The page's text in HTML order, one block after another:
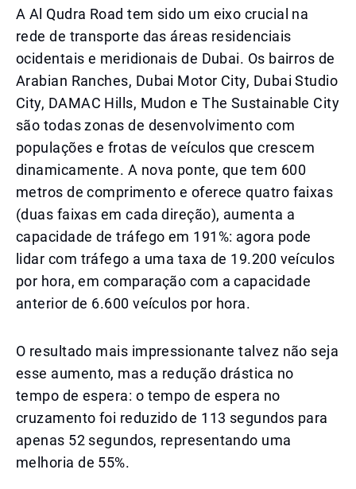
A Al Qudra Road tem sido um eixo crucial na
rede de transporte das áreas residenciais
ocidentais e meridionais de Dubai. Os bairros de
Arabian Ranches, Dubai Motor City, Dubai Studio
City, DAMAC Hills, Mudon e The Sustainable City
são todas zonas de desenvolvimento com
populações e frotas de veículos que crescem
dinamicamente. A nova ponte, que tem 600
metros de comprimento e oferece quatro faixas
(duas faixas em cada direção), aumenta a
capacidade de tráfego em 191%: agora pode
lidar com tráfego a uma taxa de 19.200 veículos
por hora, em comparação com a capacidade
anterior de 6.600 veículos por hora.
O resultado mais impressionante talvez não seja
esse aumento, mas a redução drástica no
tempo de espera: o tempo de espera no
cruzamento foi reduzido de 113 segundos para
apenas 52 segundos, representando uma
melhoria de 55%.